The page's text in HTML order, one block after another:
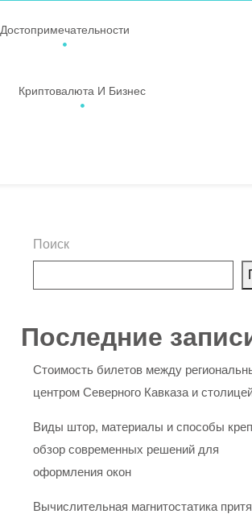
Достопримечательности
Криптовалюта И Бизнес
Поиск
Последние
Стоимость билетов между
центром Северного Кавказа и
Виды штор, материалы и способы
обзор современных решений для
оформления окон
Вычислительная магнитостатика